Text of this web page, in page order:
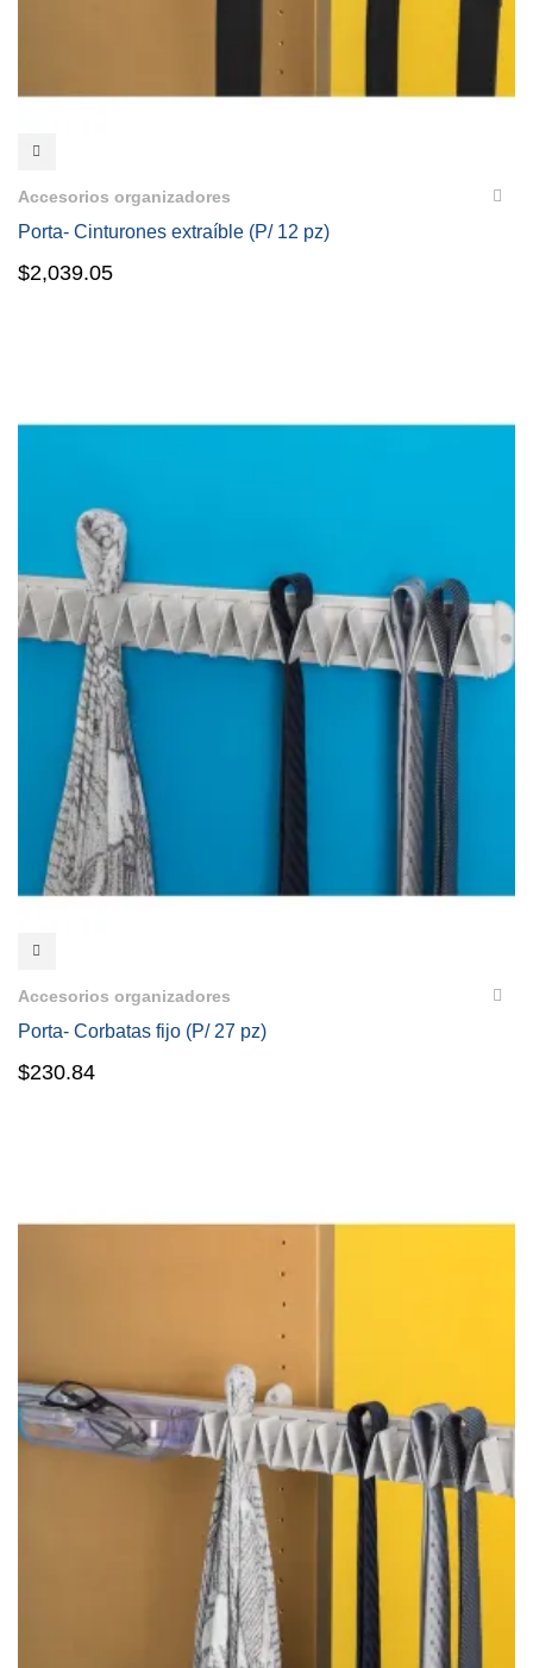
Accesorios organizadores
Porta- Cinturones extraíble (P/ 12 pz)
$2,039.05
Accesorios organizadores
Porta- Corbatas fijo (P/ 27 pz)
$230.84